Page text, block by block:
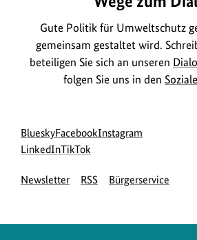
Gute Politik für Umweltschutz
gemeinsam gestaltet wird.
beteiligen Sie sich an unseren
folgen Sie uns in den
Social
Media
Blueskyzur
Bluesky-
des
Facebookzur
des
Instagram
des
LinkedInzur
Seite
zur
Seite
TikTok
Newsletter RSS Bürgerservice